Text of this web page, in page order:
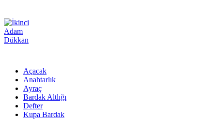
Açacak
Anahtarlık
Ayraç
Bardak Altlığı
Defter
Kupa Bardak